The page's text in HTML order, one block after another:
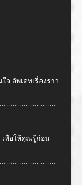
อัพเดทเรื่องราว
พื่อให้คุณรู้ก่อน